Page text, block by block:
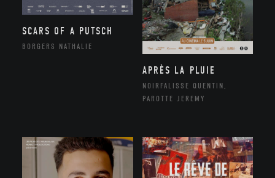
SCARS OF A PUTSCH
BORGERS NATHALIE
APRÈS LA PLUIE
NOIRFALISSE QUENTIN,
PAROTTE JEREMY